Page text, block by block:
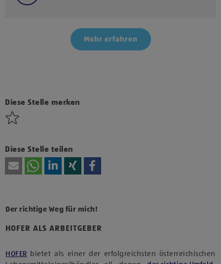
Mehr erfahren
Diese Stelle merken
Diese Stelle teilen
HOFER ALS ARBEITGEBER
Der richtige Weg für mich!
HOFER bietet als einer der erfolgreichsten österreichischen